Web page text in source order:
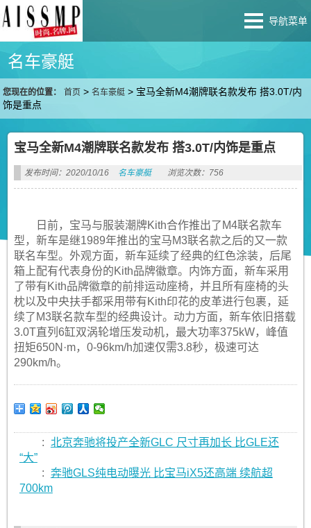
导航菜单
名车豪艇
您现在的位置： 首页 >名车豪艇 > 宝马全新M4潮牌联名款发布 搭3.0T/内
饰是重点
宝马全新M4潮牌联名款发布 搭3.0T/内饰是重点
发布时间：2020/10/16 名车豪艇 浏览次数：756
日前，宝马与服装潮牌Kith合作推出了M4联名款车
型，新车是继1989年推出的宝马M3联名款之后的又一款
联名车型。外观方面，新车延续了经典的红色涂装，后尾
箱上配有代表身份的Kith品牌徽章。内饰方面，新车采用
了带有Kith品牌徽章的前排运动座椅，并且所有座椅的头
枕以及中央扶手都采用带有Kith印花的皮革进行包裹，延
续了M3联名款车型的经典设计。动力方面，新车依旧搭载
3.0T直列6缸双涡轮增压发动机，最大功率375kW，峰值
扭矩650N·m，0-96km/h加速仅需3.8秒，极速可达
290km/h。
: 北京奔驰将投产全新GLC 尺寸再加长 比GLE还
“大”
: 奔驰GLS纯电动曝光 比宝马iX5还高端 续航超
700km